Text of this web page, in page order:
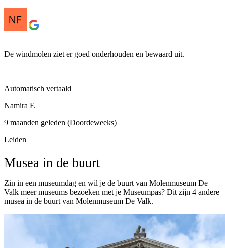
De windmolen ziet er goed onderhouden en bewaard uit.
Automatisch vertaald
Namira F.
9 maanden geleden (Doordeweeks)
Leiden
Musea in de buurt
Zin in een museumdag en wil je de buurt van Molenmuseum De
Valk meer museums bezoeken met je Museumpas? Dit zijn 4 andere
musea in de buurt van Molenmuseum De Valk.